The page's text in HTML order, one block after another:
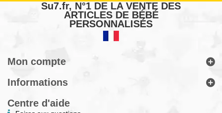
Su7.fr, N°1 DE LA VENTE DES
ARTICLES DE BÉBÉ
PERSONNALISÉS
Mon compte
Informations
Centre d'aide